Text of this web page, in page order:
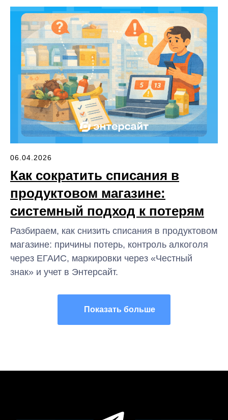
06.04.2026
Как сократить списания в
продуктовом магазине:
системный подход к потерям
Разбираем, как снизить списания в продуктовом
магазине: причины потерь, контроль алкоголя
через ЕГАИС, маркировки через «Честный
знак» и учет в Энтерсайт.
Показать больше